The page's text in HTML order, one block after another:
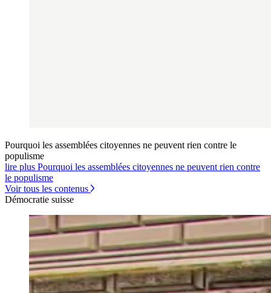
Pourquoi les assemblées citoyennes ne peuvent rien contre le
populisme
lire plus Pourquoi les assemblées citoyennes ne peuvent rien contre
le populisme
Voir tous les contenus
Démocratie suisse